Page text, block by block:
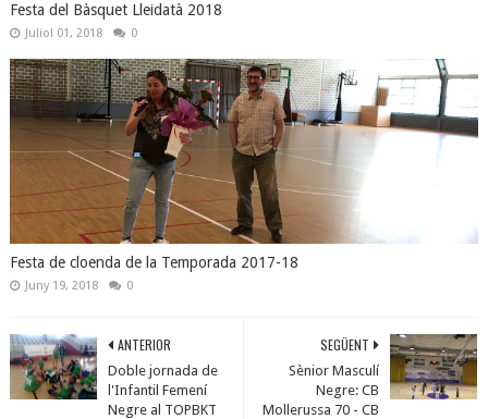
Festa del Bàsquet Lleidatà 2018
Juliol 01, 2018 0
Festa de cloenda de la Temporada 2017-18
Juny 19, 2018 0
SEGÜENT
Sènior Masculí
Negre: CB
Mollerussa 70 - CB
ANTERIOR
Doble jornada de
l'Infantil Femení
Negre al TOPBKT